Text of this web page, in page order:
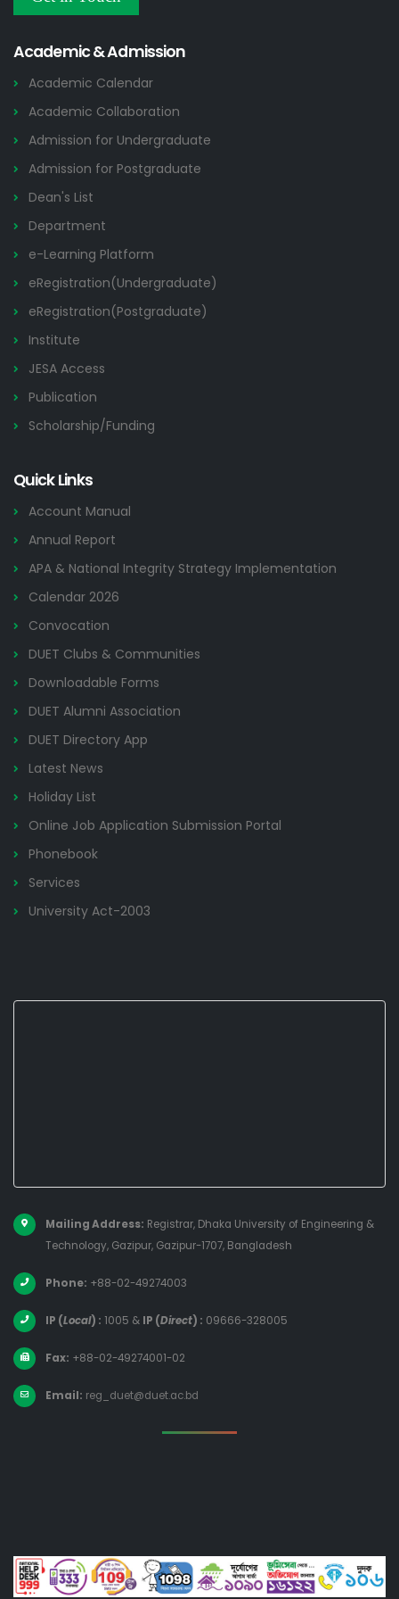
2026
Academic & Admission
Academic Calendar
Academic Collaboration
Admission for Undergraduate
Admission for Postgraduate
Dean's List
Department
e-Learning Platform
eRegistration(Undergraduate)
eRegistration(Postgraduate)
Institute
JESA Access
Publication
Scholarship/Funding
Quick Links
Account Manual
Annual Report
APA & National Integrity Strategy Implementation
Calendar 2026
Convocation
DUET Clubs & Communities
Downloadable Forms
DUET Alumni Association
DUET Directory App
Latest News
Holiday List
Online Job Application Submission Portal
Phonebook
Services
University Act-2003
Mailing Address: Registrar, Dhaka University of Engineering &
Technology, Gazipur, Gazipur-1707, Bangladesh
Phone: +88-02-49274003
IP (Local) : 1005 & IP (Direct) : 09666-328005
Fax: +88-02-49274001-02
Email: reg_duet@duet.ac.bd